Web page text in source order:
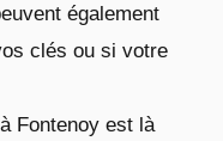
également
clés ou si votre
Fontenoy est là